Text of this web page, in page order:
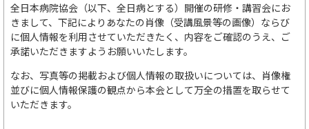
全日本病院協会（以下、全日病とする）開催の研修・講習会にお
きまして、下記によりあなたの肖像（受講風景等の画像）ならび
に個人情報を利用させていただきたく、内容をご確認のうえ、ご
承諾いただきますようお願いいたします。
なお、写真等の掲載および個人情報の取扱いについては、肖像権
並びに個人情報保護の観点から本会として万全の措置を取らせて
いただきます。